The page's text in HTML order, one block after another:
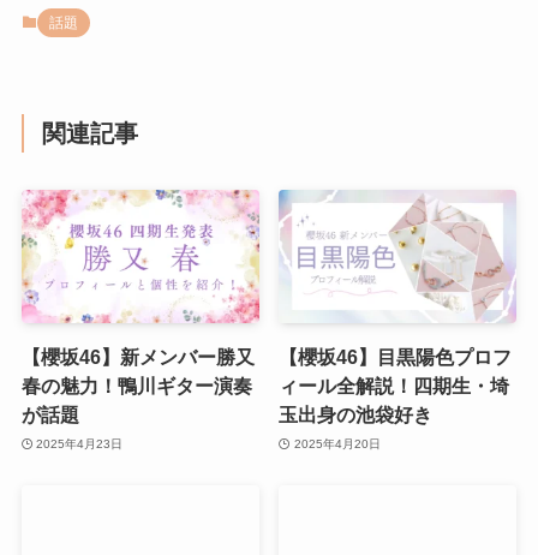
話題
関連記事
【櫻坂46】新メンバー勝又
春の魅力！鴨川ギター演奏
が話題
2025年4月23日
【櫻坂46】目黒陽色プロフ
ィール全解説！四期生・埼
玉出身の池袋好き
2025年4月20日